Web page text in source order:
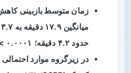
زمان متوسط بازبینی
حدود ۴.۲ دقیقه؛ p < ۰.۰۰۰۱).
در زیرگروه موارد